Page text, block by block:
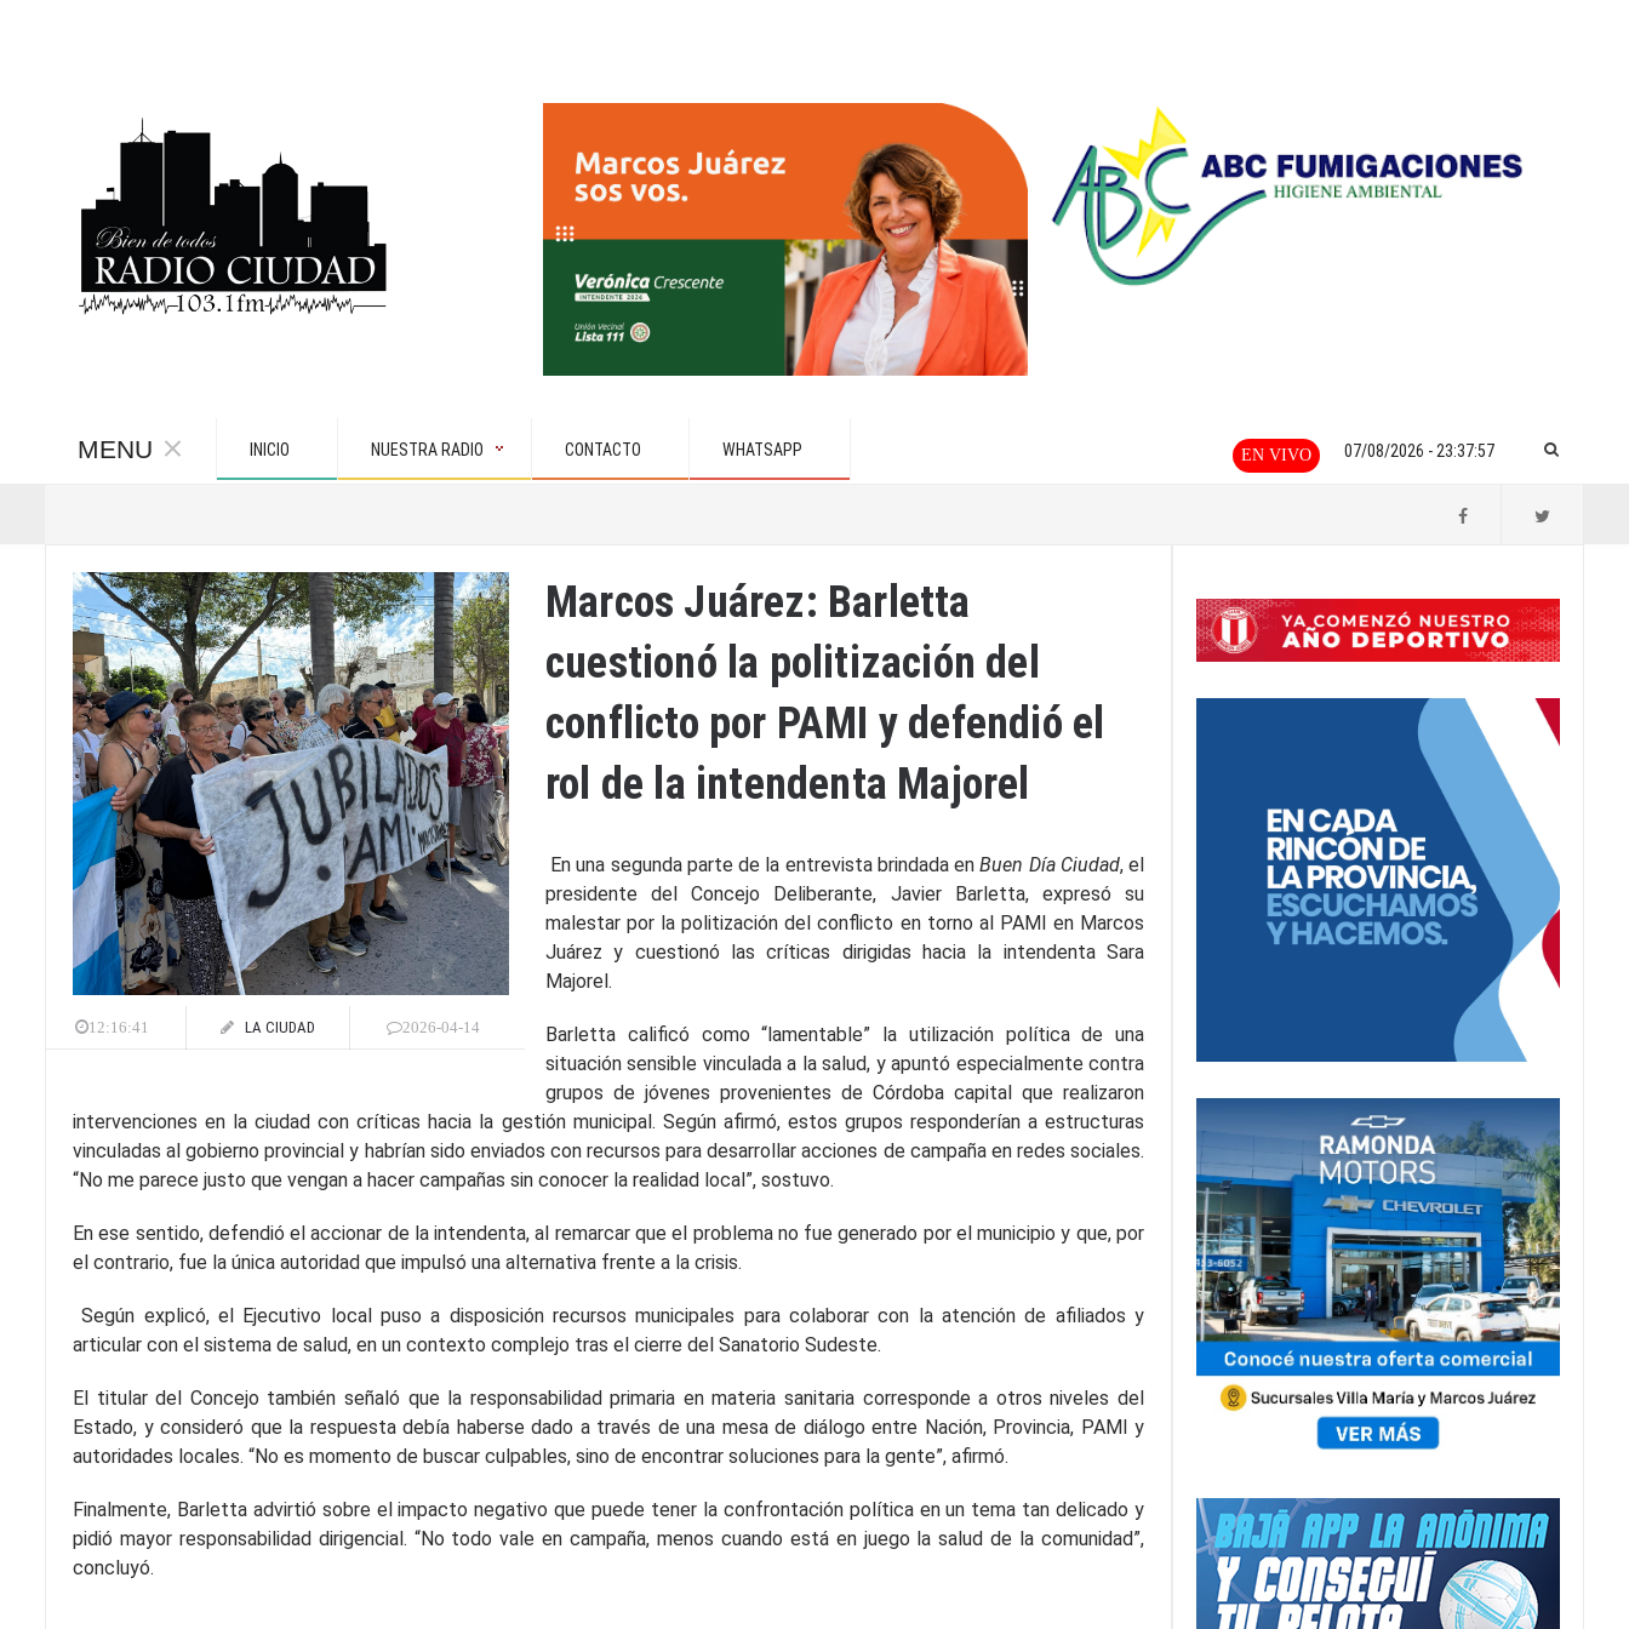
07/08/2026 - 23:37:57
MENU INICIO NUESTRA RADIO CONTACTO WHATSAPP EN VIVO
12:16:41 LA CIUDAD 2026-04-14
Marcos Juárez: Barletta
cuestionó la politización del
conflicto por PAMI y defendió el
rol de la intendenta Majorel
En una segunda parte de la entrevista brindada enBuen Día Ciudad, el
presidente del Concejo Deliberante, Javier Barletta, expresó su
malestar por la politización del conflicto en torno al PAMI en Marcos
Juárez y cuestionó las críticas dirigidas hacia la intendenta Sara
Majorel.
Barletta calificó como “lamentable” la utilización política de una
situación sensible vinculada a la salud, y apuntó especialmente contra
grupos de jóvenes provenientes de Córdoba capital que realizaron
intervenciones en la ciudad con críticas hacia la gestión municipal. Según afirmó, estos grupos responderían a estructuras
vinculadas al gobierno provincial y habrían sido enviados con recursos para desarrollar acciones de campaña en redes sociales.
“No me parece justo que vengan a hacer campañas sin conocer la realidad local”, sostuvo.
En ese sentido, defendió el accionar de la intendenta, al remarcar que el problema no fue generado por el municipio y que, por
el contrario, fue la única autoridad que impulsó una alternativa frente a la crisis.
Según explicó, el Ejecutivo local puso a disposición recursos municipales para colaborar con la atención de afiliados y
articular con el sistema de salud, en un contexto complejo tras el cierre del Sanatorio Sudeste.
El titular del Concejo también señaló que la responsabilidad primaria en materia sanitaria corresponde a otros niveles del
Estado, y consideró que la respuesta debía haberse dado a través de una mesa de diálogo entre Nación, Provincia, PAMI y
autoridades locales. “No es momento de buscar culpables, sino de encontrar soluciones para la gente”, afirmó.
Finalmente, Barletta advirtió sobre el impacto negativo que puede tener la confrontación política en un tema tan delicado y
pidió mayor responsabilidad dirigencial. “No todo vale en campaña, menos cuando está en juego la salud de la comunidad”,
concluyó.